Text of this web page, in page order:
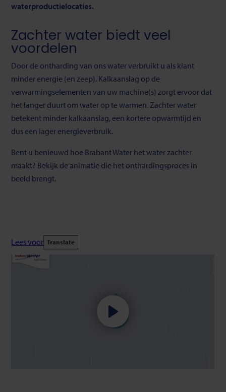
waterproductielocaties.
Zachter water biedt veel
voordelen
Door de ontharding van ons water verbruikt u als klant
minder energie (en zeep). Kalkaanslag op de
verwarmingselementen van uw machine(s) zorgt ervoor dat
het langer duurt om water op te warmen. Zachter water
betekent minder kalkaanslag, een kortere opwarmtijd en
dus een lager energieverbruik.
Bent u benieuwd hoe Brabant Water het water zachter
maakt? Bekijk de animatie die het onthardingsproces in
beeld brengt.
Lees voor Translate
Start